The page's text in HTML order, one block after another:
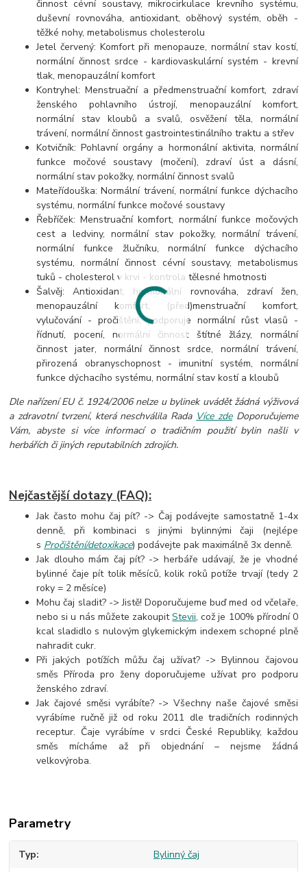
činnost cévní soustavy, mikrocirkulace krevního systému,
duševní rovnováha, antioxidant, oběhový systém, oběh -
těžké nohy, metabolismus cholesterolu
Jetel červený: Komfort při menopauze, normální stav kostí,
normální činnost srdce - kardiovaskulární systém - krevní
tlak, menopauzální komfort
Kontryhel: Menstruační a předmenstruační komfort, zdraví
ženského pohlavního ústrojí, menopauzální komfort,
normální stav kloubů a svalů, osvěžení těla, normální
trávení, normální činnost gastrointestinálního traktu a střev
Kotvičník: Pohlavní orgány a hormonální aktivita, normální
funkce močové soustavy (močení), zdraví úst a dásní,
normální stav pokožky, normální činnost svalů
Mateřídouška: Normální trávení, normální funkce dýchacího
systému, normální funkce močové soustavy
Řebříček: Menstruační komfort, normální funkce močových
cest a ledviny, normální stav pokožky, normální trávení,
normální funkce žlučníku, normální funkce dýchacího
systému, normální činnost cévní soustavy, metabolismus
tuků - cholesterol v krvi - kontrola tělesné hmotnosti
Šalvěj: Antioxidant, hormonální rovnováha, zdraví žen,
menopauzální komfort, (před)menstruační komfort,
vylučování - pročištění, podporuje normální růst vlasů -
řídnutí, pocení, normální činnost štítné žlázy, normální
činnost jater, normální činnost srdce, normální trávení,
přirozená obranyschopnost - imunitní systém, normální
funkce dýchacího systému, normální stav kostí a kloubů
Dle nařízení EU č. 1924/2006 nelze u bylinek uvádět žádná výživová
a zdravotní tvrzení, která neschválila Rada Více zdeDoporučujeme
Vám, abyste si více informací o tradičním použití bylin našli v
herbářích či jiných reputabilních zdrojích.
Nejčastější dotazy (FAQ):
Jak často mohu čaj pít? -> Čaj podávejte samostatně 1-4x
denně, při kombinaci s jinými bylinnými čaji (nejlépe
s Pročištění/detoxikace) podávejte pak maximálně 3x denně.
Jak dlouho mám čaj pít? -> herbáře udávají, že je vhodné
bylinné čaje pít tolik měsíců, kolik roků potíže trvají (tedy 2
roky = 2 měsíce)
Mohu čaj sladit? -> Jistě! Doporučujeme buď med od včelaře,
nebo si u nás můžete zakoupitStevii, což je 100% přírodní 0
kcal sladidlo s nulovým glykemickým indexem schopné plně
nahradit cukr.
Při jakých potížích můžu čaj užívat? -> Bylinnou čajovou
směs Příroda pro ženy doporučujeme užívat pro podporu
ženského zdraví.
Jak čajové směsi vyrábíte? -> Všechny naše čajové směsi
vyrábíme ručně již od roku 2011 dle tradičních rodinných
receptur. Čaje vyrábíme v srdci České Republiky, každou
směs mícháme až při objednání – nejsme žádná
velkovýroba.
Parametry
Typ Bylinný čaj